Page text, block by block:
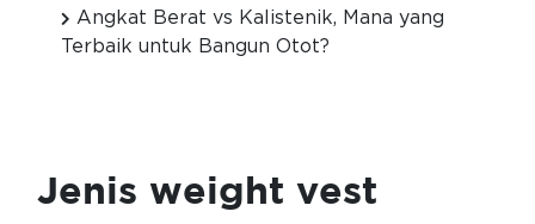
Angkat Berat vs Kalistenik, Mana yang
Terbaik untuk Bangun Otot?
Jenis weight vest